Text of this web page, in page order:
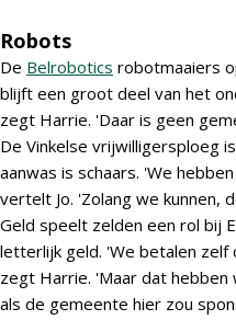
Robots
De Belrobotics robotmaaiers
blijft een groot deel van het
zegt Harrie. 'Daar is geen
De Vinkelse vrijwilligersploeg
aanwas is schaars. 'We
vertelt Jo. 'Zolang we kunnen,
Geld speelt zelden een rol bij
letterlijk geld. 'We betalen
zegt Harrie. 'Maar dat
als de gemeente hier zou